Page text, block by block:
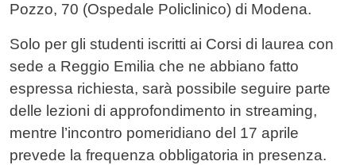
Pozzo, 70 (Ospedale Policlinico) di Modena.
Solo per gli studenti iscritti ai Corsi di laurea con
sede a Reggio Emilia che ne abbiano fatto
espressa richiesta, sarà possibile seguire parte
delle lezioni di approfondimento in streaming,
mentre l’incontro pomeridiano del 17 aprile
prevede la frequenza obbligatoria in presenza.